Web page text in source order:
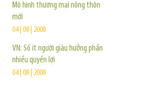
Mô hình thương mại nông thôn
mới
04 | 08 | 2008
VN: Số ít người giàu hưởng phần
nhiều quyền lợi
04 | 08 | 2008